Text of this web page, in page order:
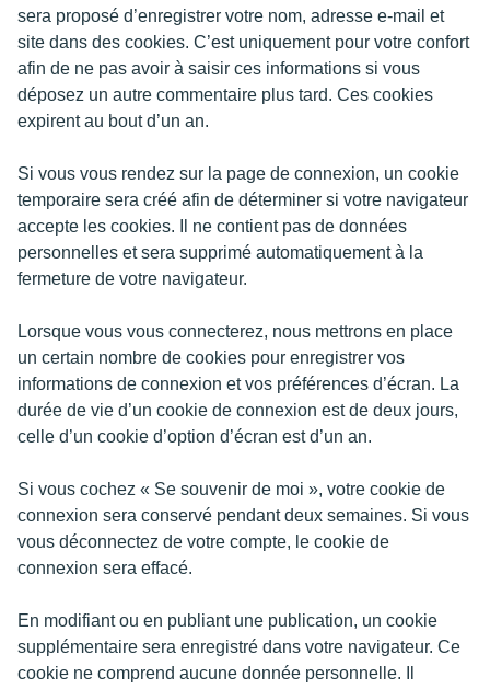
sera proposé d’enregistrer votre nom, adresse e-mail et
site dans des cookies. C’est uniquement pour votre confort
afin de ne pas avoir à saisir ces informations si vous
déposez un autre commentaire plus tard. Ces cookies
expirent au bout d’un an.
Si vous vous rendez sur la page de connexion, un cookie
temporaire sera créé afin de déterminer si votre navigateur
accepte les cookies. Il ne contient pas de données
personnelles et sera supprimé automatiquement à la
fermeture de votre navigateur.
Lorsque vous vous connecterez, nous mettrons en place
un certain nombre de cookies pour enregistrer vos
informations de connexion et vos préférences d’écran. La
durée de vie d’un cookie de connexion est de deux jours,
celle d’un cookie d’option d’écran est d’un an.
Si vous cochez « Se souvenir de moi », votre cookie de
connexion sera conservé pendant deux semaines. Si vous
vous déconnectez de votre compte, le cookie de
connexion sera effacé.
En modifiant ou en publiant une publication, un cookie
supplémentaire sera enregistré dans votre navigateur. Ce
cookie ne comprend aucune donnée personnelle. Il